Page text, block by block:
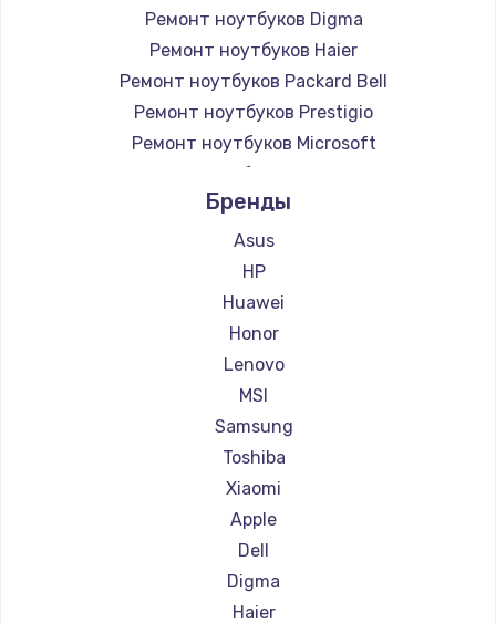
Ремонт ноутбуков Digma
Ремонт ноутбуков Haier
Ремонт ноутбуков Packard Bell
Ремонт ноутбуков Prestigio
Ремонт ноутбуков Microsoft
Ремонт ноутбуков Alienware
Ремонт ноутбуков Aquarius
Ремонт ноутбуков Gigabyte
Ремонт ноутбуков Aorus
Ремонт ноутбуков Maibenben
Ремонт ноутбуков Getac
Ремонт ноутбуков Epson
Ремонт ноутбуков Philips
Ремонт ноутбуков LG
Ремонт ноутбуков Panasonic
Ремонт ноутбуков Irbis
Ремонт ноутбуков Thunderobot
Ремонт ноутбуков Hasee
Ремонт ноутбуков ZTE
Ремонт ноутбуков Hiper
Бренды
Asus
HP
Huawei
Honor
Lenovo
MSI
Samsung
Toshiba
Xiaomi
Apple
Dell
Digma
Haier